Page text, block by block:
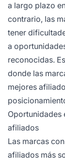
a largo plazo
contrario, las
tener
a
reconocidas.
donde las
mejores
Oportunidades
afiliados
Las marcas
afiliados más